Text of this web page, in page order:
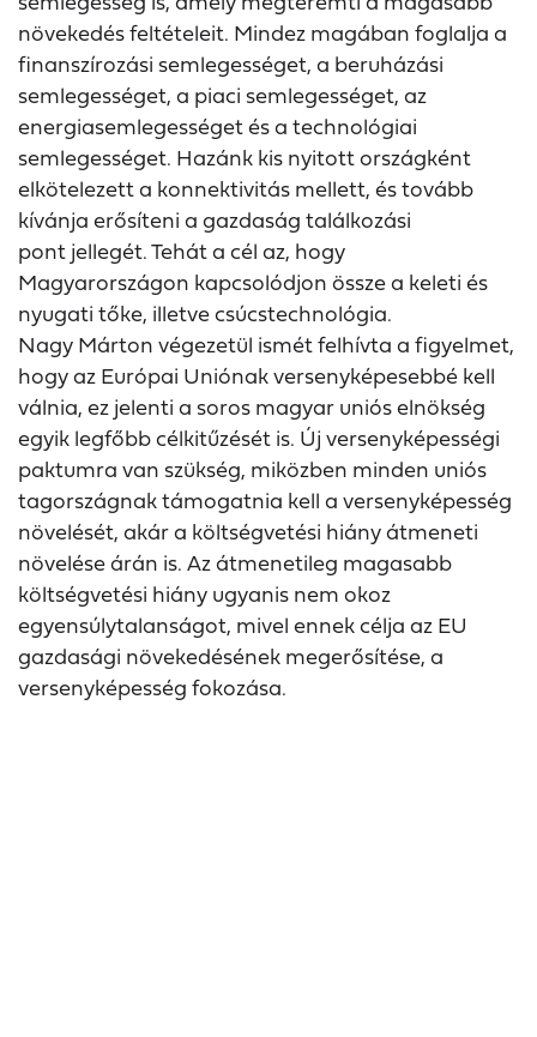
növekedés feltételeit. Mindez magában foglalja a
finanszírozási semlegességet, a beruházási
semlegességet, a piaci semlegességet, az
energiasemlegességet és a technológiai
semlegességet. Hazánk kis nyitott országként
elkötelezett a konnektivitás mellett, és tovább
kívánja erősíteni a gazdaság találkozási
pont jellegét. Tehát a cél az, hogy
Magyarországon kapcsolódjon össze a keleti és
nyugati tőke, illetve csúcstechnológia.
Nagy Márton végezetül ismét felhívta a figyelmet,
hogy az Európai Uniónak versenyképesebbé kell
válnia, ez jelenti a soros magyar uniós elnökség
egyik legfőbb célkitűzését is. Új versenyképességi
paktumra van szükség, miközben minden uniós
tagországnak támogatnia kell a versenyképesség
növelését, akár a költségvetési hiány átmeneti
növelése árán is. Az átmenetileg magasabb
költségvetési hiány ugyanis nem okoz
egyensúlytalanságot, mivel ennek célja az EU
gazdasági növekedésének megerősítése, a
versenyképesség fokozása.